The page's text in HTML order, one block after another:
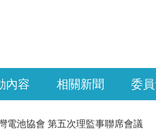
內容 相關新聞 委
電池協會 第五次理監事聯席會議